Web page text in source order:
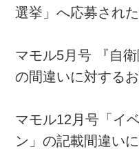
選挙」へ応募され
マモル5月号 『自
の間違いに対する
マモル12月号「イ
ン」の記載間違い